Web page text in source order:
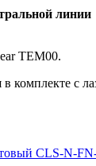
линии
TEM00.
в комплекте с
CLS-N-